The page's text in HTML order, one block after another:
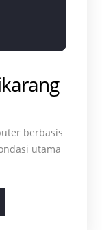
berbasis
utama